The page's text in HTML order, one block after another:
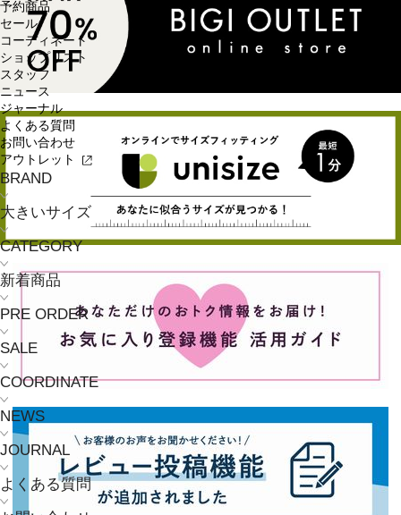
予約商品
セール
コーディネート
ショップリスト
スタッフ
ニュース
ジャーナル
よくある質問
お問い合わせ
アウトレット
BRAND
大きいサイズ
CATEGORY
新着商品
PRE ORDER
SALE
COORDINATE
NEWS
JOURNAL
よくある質問